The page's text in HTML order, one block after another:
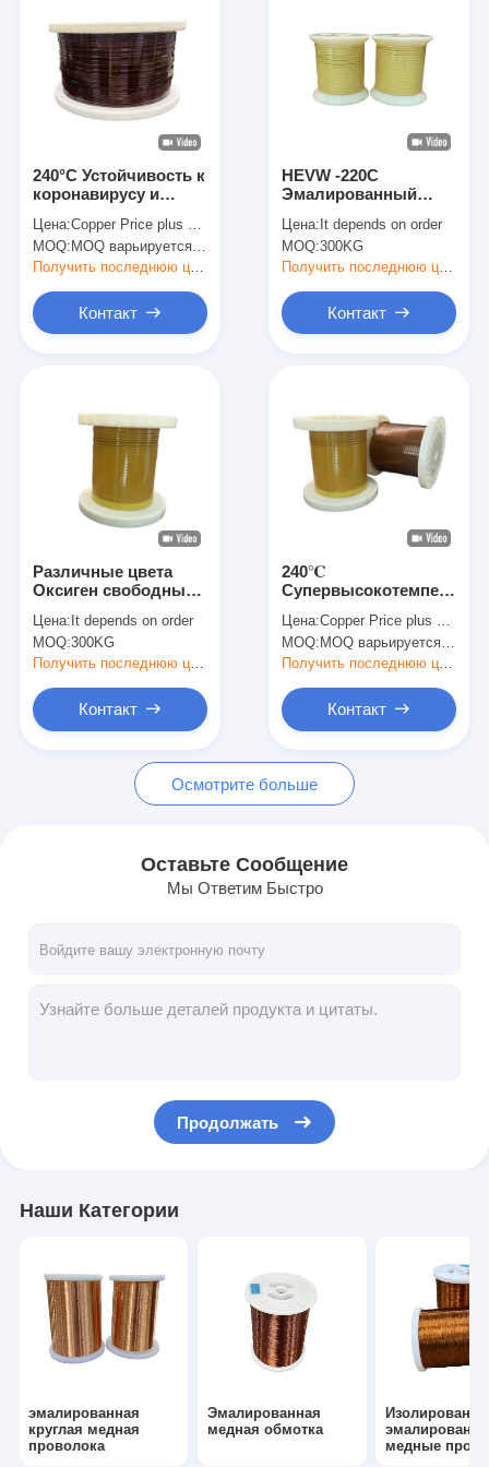
Продукция
VR Шоу
О нас
Контроль качества
Свяжитесь с нами
Новости
Запросите цитату
эмалированная круглая медная проволока
Шелковые проволоки
240°C Устойчивость к
коронавирусу и
Эмалированная
прямоугольная
медная обмотка
Цена:Copper Price plus Processing Fee plus Freight
MOQ:MOQ варьируется в зависимости от размера спецификации
Получить последнюю цену
Контакт
HEVW -220C
Эмалированный
провод различных
цветов с медным
проводником и
Цена: It depends on order
MOQ:300KG
Получить последнюю цену
Контакт
Различные цвета
Оксиген свободный
Эмалированная
медная обмотка для
настраиваемой
Цена: It depends on order
MOQ:300KG
Получить последнюю цену
Контакт
240℃
коронностойкие
эмалированные
прямоугольные
провода HEVW-
240CL
Цена:Copper Price plus Processing Fee plus Freight
MOQ: MOQ варьируется в зависимости от размера спецификации
Получить последнюю цену
Контакт
Осмотрите больше
Оставьте Сообщение
Мы Ответим Быстро
Продолжать
Наши Категории
эмалированная
круглая медная
проволока
Эмалированная
медная обмотка
медные